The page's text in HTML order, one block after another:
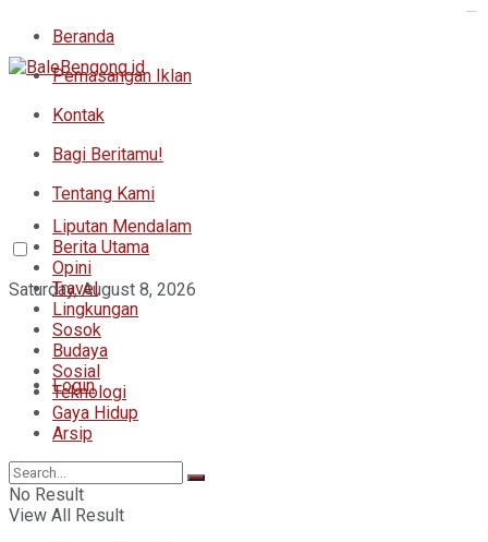
Beranda
Pemasangan Iklan
Kontak
Bagi Beritamu!
Tentang Kami
Saturday, August 8, 2026
Login
Liputan Mendalam
Berita Utama
Opini
Travel
Lingkungan
Sosok
Budaya
Sosial
Teknologi
Gaya Hidup
Arsip
No Result
View All Result